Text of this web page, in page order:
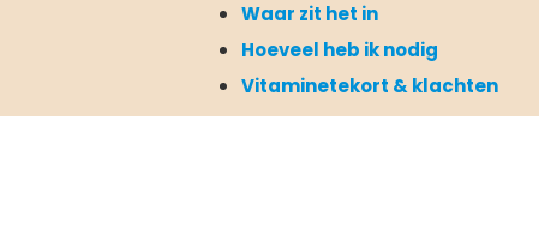
Waar zit het in
Hoeveel heb ik nodig
Vitaminetekort & klachten